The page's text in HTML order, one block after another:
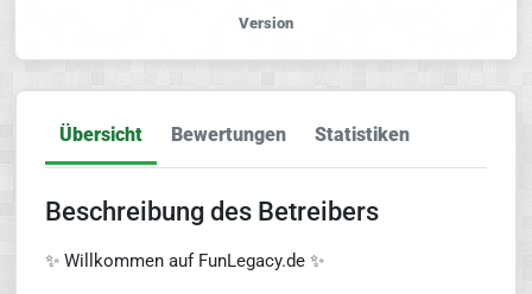
Version
Übersicht Bewertungen Statistiken
Beschreibung des Betreibers
✨ Willkommen auf FunLegacy.de ✨